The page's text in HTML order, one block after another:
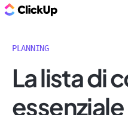
PLANNING
La lista di